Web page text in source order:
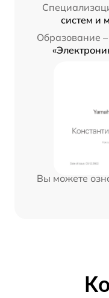
систем и
Образование –
Вы можете